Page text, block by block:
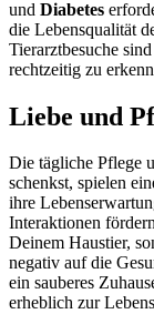
und Diabetes
die Lebensqualität
Tierarztbesuche
rechtzeitig zu
Liebe und
Die tägliche Pflege
schenkst, spielen
ihre
Interaktionen
Deinem Haustier,
negativ auf die
ein sauberes
erheblich zur